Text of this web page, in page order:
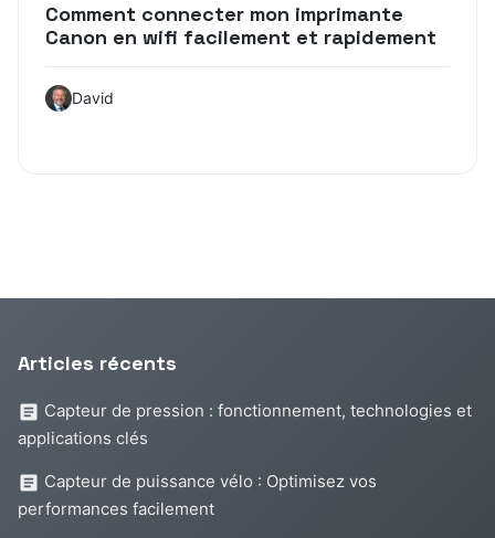
Comment connecter mon imprimante
Canon en wifi facilement et rapidement
David
Articles récents
Capteur de pression : fonctionnement, technologies et
applications clés
Capteur de puissance vélo : Optimisez vos
performances facilement